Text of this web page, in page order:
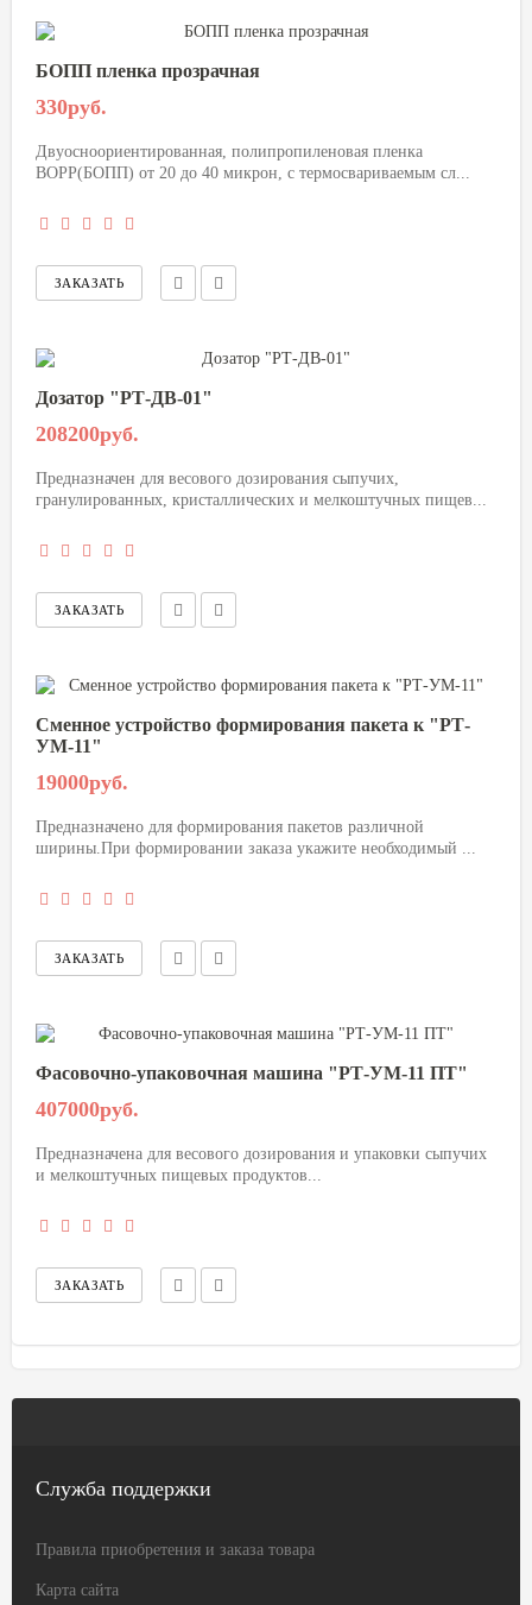
БОПП пленка прозрачная
330руб.
Двуосноориентированная, полипропиленовая пленка
BOPP(БОПП) от 20 до 40 микрон, с термосвариваемым сл...
Дозатор "РТ-ДВ-01"
208200руб.
Предназначен для весового дозирования сыпучих,
гранулированных, кристаллических и мелкоштучных пищев...
Сменное устройство формирования пакета к "РТ-
УМ-11"
19000руб.
Предназначено для формирования пакетов различной
ширины.При формировании заказа укажите необходимый ...
Фасовочно-упаковочная машина "РТ-УМ-11 ПТ"
407000руб.
Предназначена для весового дозирования и упаковки сыпучих
и мелкоштучных пищевых продуктов...
Служба поддержки
Правила приобретения и заказа товара
Карта сайта